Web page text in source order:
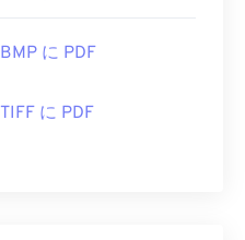
BMP に PDF
TIFF に PDF